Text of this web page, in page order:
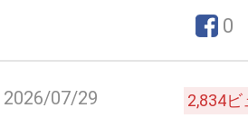
0
2026/07/29 2,834ビ